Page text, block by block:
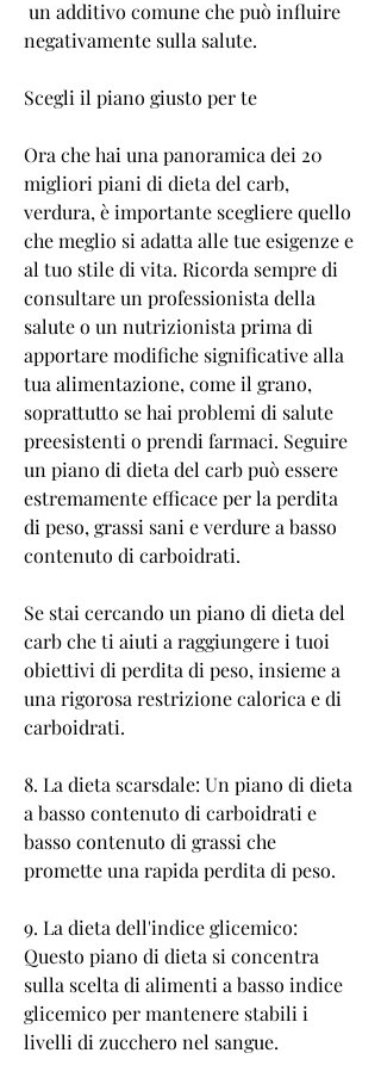
negativamente sulla salute.
Scegli il piano giusto per te
Ora che hai una panoramica dei 20
migliori piani di dieta del carb,
verdura, è importante scegliere quello
che meglio si adatta alle tue esigenze e
al tuo stile di vita. Ricorda sempre di
consultare un professionista della
salute o un nutrizionista prima di
apportare modifiche significative alla
tua alimentazione, come il grano,
soprattutto se hai problemi di salute
preesistenti o prendi farmaci. Seguire
un piano di dieta del carb può essere
estremamente efficace per la perdita
di peso, grassi sani e verdure a basso
contenuto di carboidrati.
Se stai cercando un piano di dieta del
carb che ti aiuti a raggiungere i tuoi
obiettivi di perdita di peso, insieme a
una rigorosa restrizione calorica e di
carboidrati.
8. La dieta scarsdale: Un piano di dieta
a basso contenuto di carboidrati e
basso contenuto di grassi che
promette una rapida perdita di peso.
9. La dieta dell'indice glicemico:
Questo piano di dieta si concentra
sulla scelta di alimenti a basso indice
glicemico per mantenere stabili i
livelli di zucchero nel sangue.